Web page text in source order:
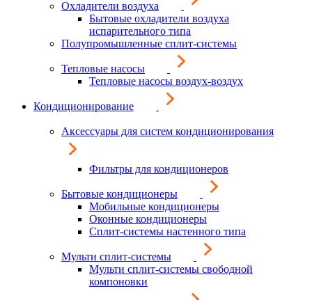
Охладители воздуха
Бытовые охладители воздуха
испарительного типа
Полупромышленные сплит-системы
Тепловые насосы
Тепловые насосы воздух-воздух
Кондиционирование
Аксессуары для систем кондиционирования
Фильтры для кондиционеров
Бытовые кондиционеры
Мобильные кондиционеры
Оконные кондиционеры
Сплит-системы настенного типа
Мульти сплит-системы
Мульти сплит-системы свободной
компоновки